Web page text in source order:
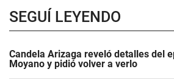
SEGUÍ LEYENDO
Candela Arizaga reveló detalles del
Moyano y pidió volver a verlo